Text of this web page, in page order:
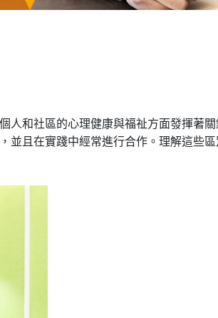
和社區的心理健康與福祉方面發揮著
且在實踐中經常進行合作。理解這些